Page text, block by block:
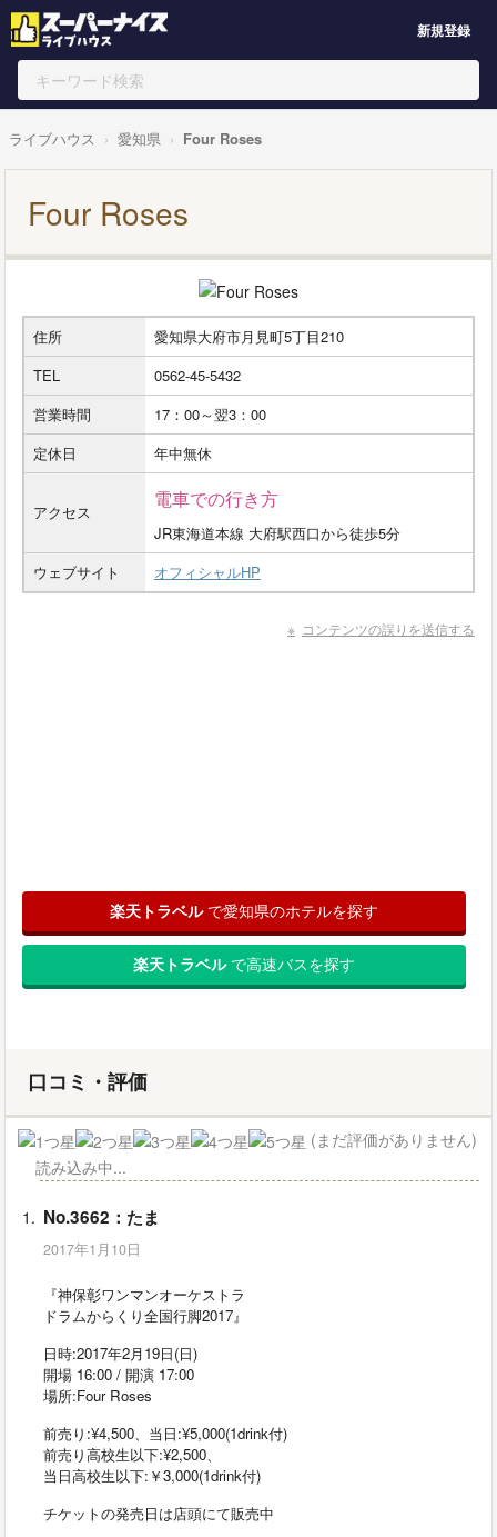
新規登録
ライブハウス 愛知県 Four Roses
Four Roses
住所
愛知県大府市月見町5丁目210
TEL
0562-45-5432
営業時間
17：00～翌3：00
定休日
年中無休
アクセス
電車での行き方
JR東海道本線 大府駅西口から徒歩5分
ウェブサイト
オフィシャルHP
コンテンツの誤りを送信する
楽天トラベルで愛知県のホテルを探す
楽天トラベルで高速バスを探す
口コミ・評価
(まだ評価がありません)
読み込み中...
No.3662：たま
2017年1月10日
『神保彰ワンマンオーケストラ
ドラムからくり全国行脚2017』
日時:2017年2月19日(日)
開場 16:00 / 開演 17:00
場所:Four Roses
前売り:¥4,500、当日:¥5,000(1drink付)
前売り高校生以下:¥2,500、
当日高校生以下:￥3,000(1drink付)
チケットの発売日は店頭にて販売中